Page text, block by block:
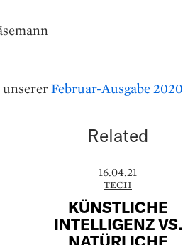
Februar-Ausgabe 2020
Related
16.04.21
TECH
KÜNSTLICHE
INTELLIGENZ VS.
NATÜRLICHE